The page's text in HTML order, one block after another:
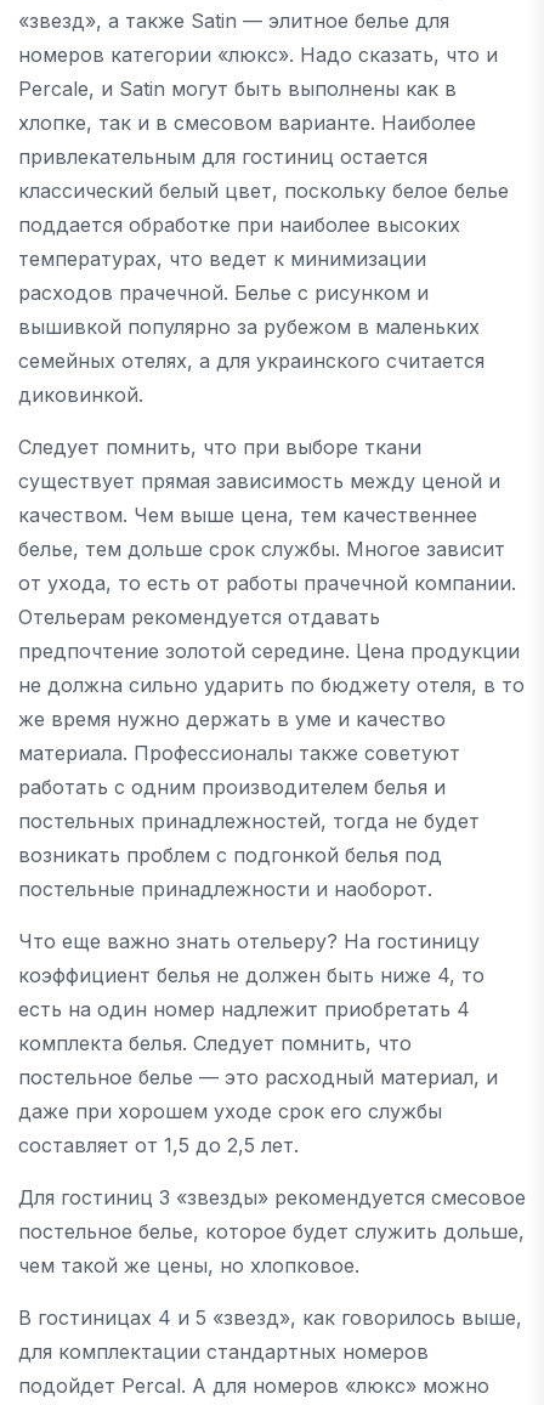
«звезд», а также Satin — элитное белье для
номеров категории «люкс». Надо сказать, что и
Percale, и Satin могут быть выполнены как в
хлопке, так и в смесовом варианте. Наиболее
привлекательным для гостиниц остается
классический белый цвет, поскольку белое белье
поддается обработке при наиболее высоких
температурах, что ведет к минимизации
расходов прачечной. Белье с рисунком и
вышивкой популярно за рубежом в маленьких
семейных отелях, а для украинского считается
диковинкой.
Следует помнить, что при выборе ткани
существует прямая зависимость между ценой и
качеством. Чем выше цена, тем качественнее
белье, тем дольше срок службы. Многое зависит
от ухода, то есть от работы прачечной компании.
Отельерам рекомендуется отдавать
предпочтение золотой середине. Цена продукции
не должна сильно ударить по бюджету отеля, в то
же время нужно держать в уме и качество
материала. Профессионалы также советуют
работать с одним производителем белья и
постельных принадлежностей, тогда не будет
возникать проблем с подгонкой белья под
постельные принадлежности и наоборот.
Что еще важно знать отельеру? На гостиницу
коэффициент белья не должен быть ниже 4, то
есть на один номер надлежит приобретать 4
комплекта белья. Следует помнить, что
постельное белье — это расходный материал, и
даже при хорошем уходе срок его службы
составляет от 1,5 до 2,5 лет.
Для гостиниц 3 «звезды» рекомендуется смесовое
постельное белье, которое будет служить дольше,
чем такой же цены, но хлопковое.
В гостиницах 4 и 5 «звезд», как говорилось выше,
для комплектации стандартных номеров
подойдет Percal. А для номеров «люкс» можно